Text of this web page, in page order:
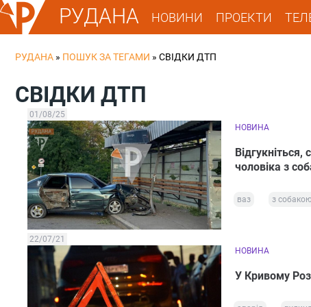
РУДАНА НОВИНИ ПРОЕКТИ
РУДАНА » ПОШУК ЗА ТЕГАМИ » СВІДКИ ДТП
СВІДКИ ДТП
01/08/25
НОВИНА
чоловіка з
ваз з
22/07/21
НОВИНА
У Кривому